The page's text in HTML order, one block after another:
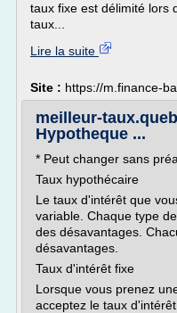
taux fixe est délimité lors
taux...
Lire la suite
Site : https://m.finance-
meilleur-
Hypotheque ...
* Peut changer sans
Taux hypothécaire
Le taux d'intérêt que
variable. Chaque type
des désavantages.
désavantages.
Taux d'intérêt fixe
Lorsque vous prenez
acceptez le taux